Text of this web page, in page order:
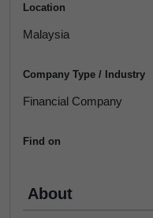
Location
Malaysia
Company Type / Industry
Financial Company
Find on
About